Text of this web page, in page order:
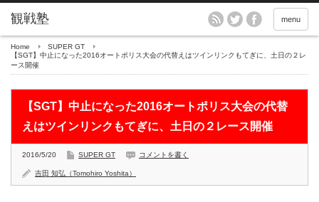
menu
Home
SUPER GT
【SGT】中止になった2016オートポリス大会の代替えはツインリンクもてぎに、土日の２レ
ース開催
【SGT】中止になった2016オートポリス大会の代替
えはツインリンクもてぎに、土日の２レース開催
2016/5/20 SUPER GT コメントを書く
吉田 知弘（Tomohiro Yoshita）